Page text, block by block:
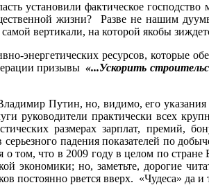
установили фактическое
жизни? Разве не нашим
вертикали, на которой якобы
энергетических ресурсов, которые
призывы«...Ускорить
Путин, но, видимо, его
руководители практически всех
размерах зарплат, премий,
падения показателей по
том, что в 2009 году в целом по
экономики; но, заметьте, дорогие
постоянно рвется вверх. «Чудеса» да и